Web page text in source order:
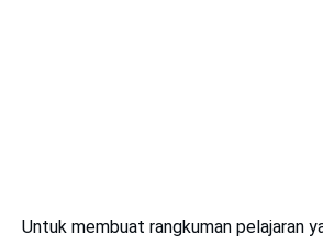
Untuk membuat rangkuman pelajaran